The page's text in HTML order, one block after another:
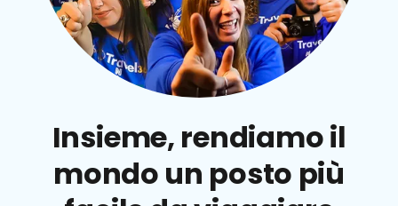
Insieme, rendiamo il
mondo un posto più